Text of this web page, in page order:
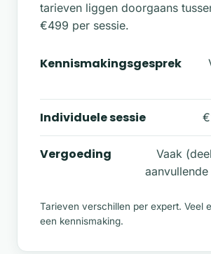
tarieven liggen doorgaans
€499 per sessie.
Kennismakingsgesprek
Individuele sessie
Vergoeding
Vaak
Tarieven verschillen per expert. Veel
een kennismaking.